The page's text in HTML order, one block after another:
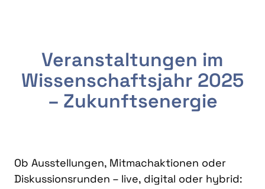
Veranstaltungen im
Wissenschaftsjahr 2025
– Zukunftsenergie
Ob Ausstellungen, Mitmachaktionen oder
Diskussionsrunden – live, digital oder hybrid: